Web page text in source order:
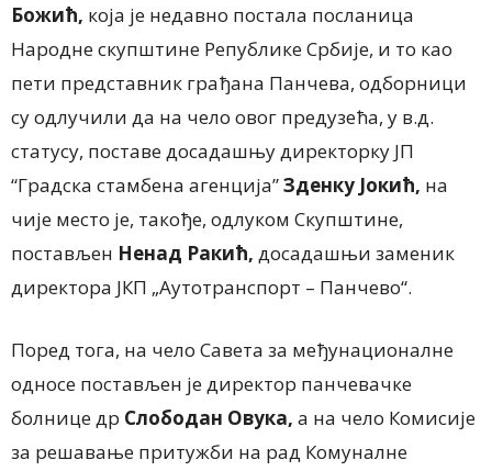
Божић, која је недавно постала посланица
Народне скупштине Републике Србије, и то као
пети представник грађана Панчева, одборници
су одлучили да на чело овог предузећа, у в.д.
статусу, поставе досадашњу директорку ЈП
“Градска стамбена агенција”Зденку Јокић, на
чије место је, такође, одлуком Скупштине,
постављен Ненад Ракић, досадашњи заменик
директора ЈКП „Аутотранспорт – Панчево“.
Поред тога, на чело Савета за међунационалне
односе постављен је директор панчевачке
болнице др Слободан Овука, а на чело Комисије
за решавање притужби на рад Комуналне